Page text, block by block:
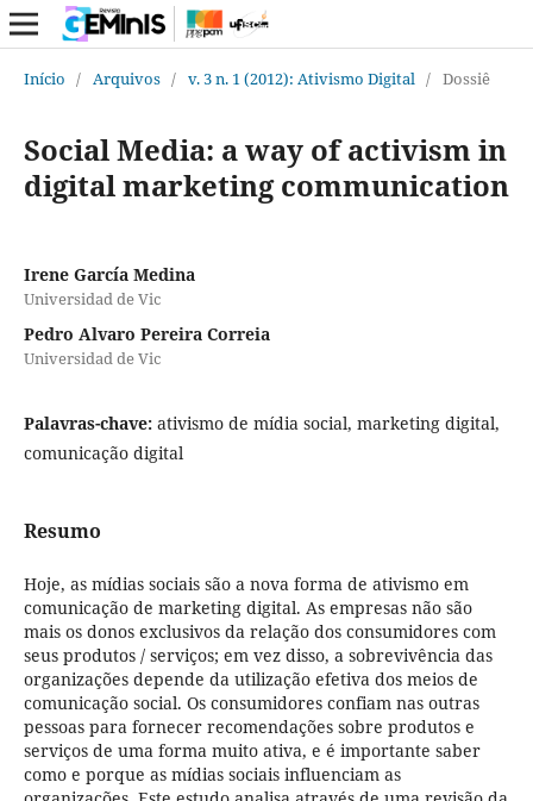
Início / Arquivos / v. 3 n. 1 (2012): Ativismo Digital / Dossiê
Social Media: a way of activism in
digital marketing communication
Irene García Medina
Universidad de Vic
Pedro Alvaro Pereira Correia
Universidad de Vic
Palavras-chave: ativismo de mídia social, marketing digital,
comunicação digital
Resumo
Hoje, as mídias sociais são a nova forma de ativismo em
comunicação de marketing digital. As empresas não são
mais os donos exclusivos da relação dos consumidores com
seus produtos / serviços; em vez disso, a sobrevivência das
organizações depende da utilização efetiva dos meios de
comunicação social. Os consumidores confiam nas outras
pessoas para fornecer recomendações sobre produtos e
serviços de uma forma muito ativa, e é importante saber
como e porque as mídias sociais influenciam as